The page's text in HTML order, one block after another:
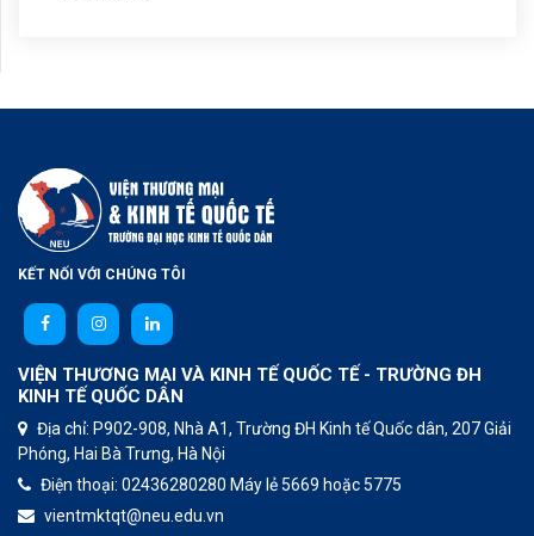
KẾT NỐI VỚI CHÚNG TÔI
VIỆN THƯƠNG MẠI VÀ KINH TẾ QUỐC TẾ - TRƯỜNG ĐH
KINH TẾ QUỐC DÂN
Địa chỉ: P902-908, Nhà A1, Trường ĐH Kinh tế Quốc dân, 207 Giải
Phóng, Hai Bà Trưng, Hà Nội
Điện thoại: 02436280280 Máy lẻ 5669 hoặc 5775
vientmktqt@neu.edu.vn